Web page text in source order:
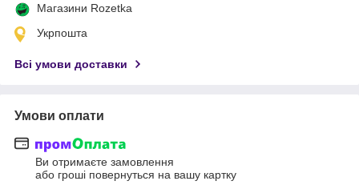
Магазини Rozetka
Укрпошта
Всі умови доставки
Умови оплати
Ви отримаєте замовлення
або гроші повернуться на вашу картку